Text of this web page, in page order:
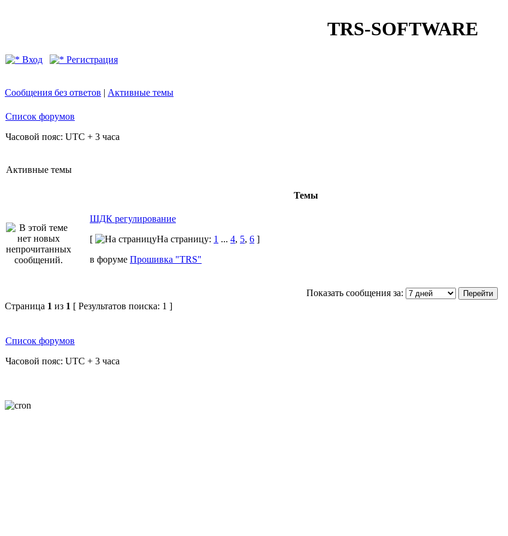
TRS-SOFTWARE
Вход Регистрация
Сообщения без ответов | Активные темы
Список форумов
Часовой пояс: UTC + 3 часа
Активные темы
Темы
ШДК регулирование
[
На страницу: 1 ... 4, 5, 6 ]
в форуме Прошивка "TRS"
Показать сообщения за:
Страница 1 из 1 [ Результатов поиска: 1 ]
Список форумов
Часовой пояс: UTC + 3 часа